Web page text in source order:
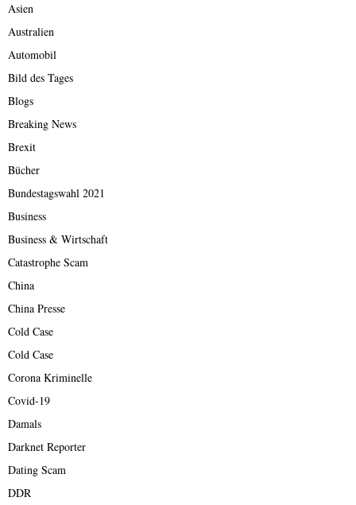
Asien
Australien
Automobil
Bild des Tages
Blogs
Breaking News
Brexit
Bücher
Bundestagswahl 2021
Business
Business & Wirtschaft
Catastrophe Scam
China
China Presse
Cold Case
Cold Case
Corona Kriminelle
Covid-19
Damals
Darknet Reporter
Dating Scam
DDR